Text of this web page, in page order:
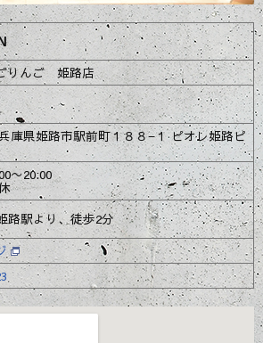
りんご 姫路店
庫県姫路市駅前町１８８−１ ピオレ姫路ピ
〜20:00
路駅より、徒歩2分